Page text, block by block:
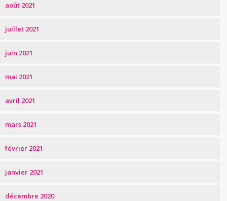
août 2021
juillet 2021
juin 2021
mai 2021
avril 2021
mars 2021
février 2021
janvier 2021
décembre 2020